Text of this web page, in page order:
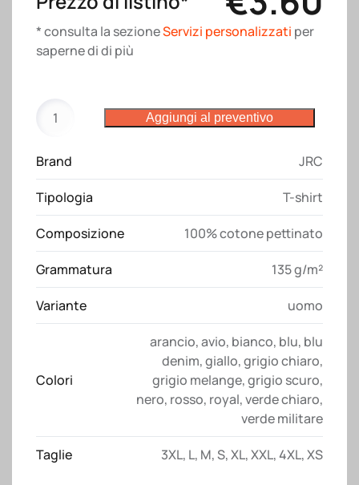
* consulta la sezioneServizi personalizzati per
saperne di di più
shirt
JRC
quantità
Aggiungi al preventivo
Brand JRC
Tipologia T-shirt
Composizione 100% cotone pettinato
Grammatura 135 g/m²
Variante uomo
Colori
arancio,avio, bianco, blu, blu
denim,giallo,grigio chiaro,
grigio melange,grigio scuro,
nero, rosso, royal,verde chiaro,
verde militare
Taglie 3XL, L, M,S,XL,XXL,4XL,XS